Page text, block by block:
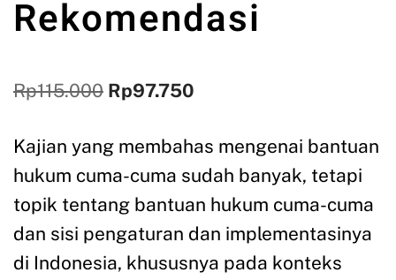
Rekomendasi
Rp115.000 Rp97.750
Kajian yang membahas mengenai bantuan
hukum cuma-cuma sudah banyak, tetapi
topik tentang bantuan hukum cuma-cuma
dan sisi pengaturan dan implementasinya
di Indonesia, khususnya pada konteks